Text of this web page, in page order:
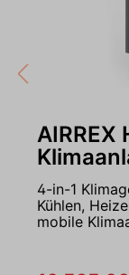
AIRREX
4-in-1
Kühlen,
mobile